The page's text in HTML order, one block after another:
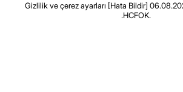
Gizlilik ve çerez ayarları [Hata Bildir]
.HCFOK.